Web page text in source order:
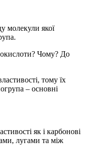
молекули якої
Чому? До
тому їх
– основні
як і карбонові
лугами та між